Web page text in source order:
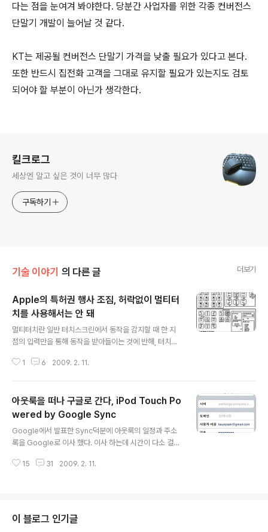
다는 점을 눈여겨 봐야한다. 당분간 사업자를 위한 각종 컨버전스
단말기 개발이 늘어날 것 같다.
KT는 제공될 컨버전스 단말기 가격을 낮출 필요가 있다고 본다.
또한 반드시 집전화 고객을 그대로 유지할 필요가 있는지도 검토
되어야 할 부분이 아닌가 생각한다.
킬크로그
세상엔 알고 싶은 것이 너무 많다
구독하기
기술 이야기 의 다른 글 더보기
Apple의 특허권 행사 조짐, 허락없이 멀티터
치를 사용해서는 안 돼
멀티터치란 일반 터치스크린에서 동작을 감지할 때 한 지
점의 입력만을 통해 동작을 받아들이는 것에 반해, 터치스
스처에 따라 기기의 특정 동작이 결정되는 기술을 말한다.
하거나 축소할 때 두 손가락으로 벌리거나 오므리는 제스
쳐가 바로 멀티터치 기능이다. iPhone(iPod Touch포
함) 뿐만 아니라 Macbook 등의 노트북에도 이 기술을 적
극 활용하고 있다. 최근 스마트폰들은 멀티터치 기능을 기
본적으로 탑재하는 방향으로 가닥을 잡고 출시하고 있다. i
Phone뿐만 아니라, 얼마전 발표한 Palm Pre도 그렇고
1 6 2009. 2. 11.
아웃룩을 떠나 구글로 간다, iPod Touch Po
wered by Google Sync
Google에서 발표한 Sync덕분에 아웃룩의 일정과 주소
록을 Google로 이사 했다. 이사 하는데 시간이 다소 걸렸
버리고 바꿀 것은 바꾸느라 시간이 좀 많이 걸렸지만, 데이
시작한 것은 벌써 올해가 6년째로 접어드는데, 일반 아웃
룩 유저가 그렇듯 주로 사용하는 것은 이메일, 일정 그리고
15 31 2009. 2. 11.
이 블로그 인기글